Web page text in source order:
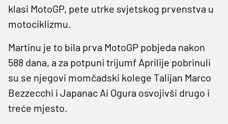
klasi MotoGP, pete utrke svjetskog prvenstva u
motociklizmu.
Martinu je to bila prva MotoGP pobjeda nakon
588 dana, a za potpuni trijumf Aprilije pobrinuli
su se njegovi momčadski kolege Talijan Marco
Bezzecchi i Japanac Ai Ogura osvojivši drugo i
treće mjesto.